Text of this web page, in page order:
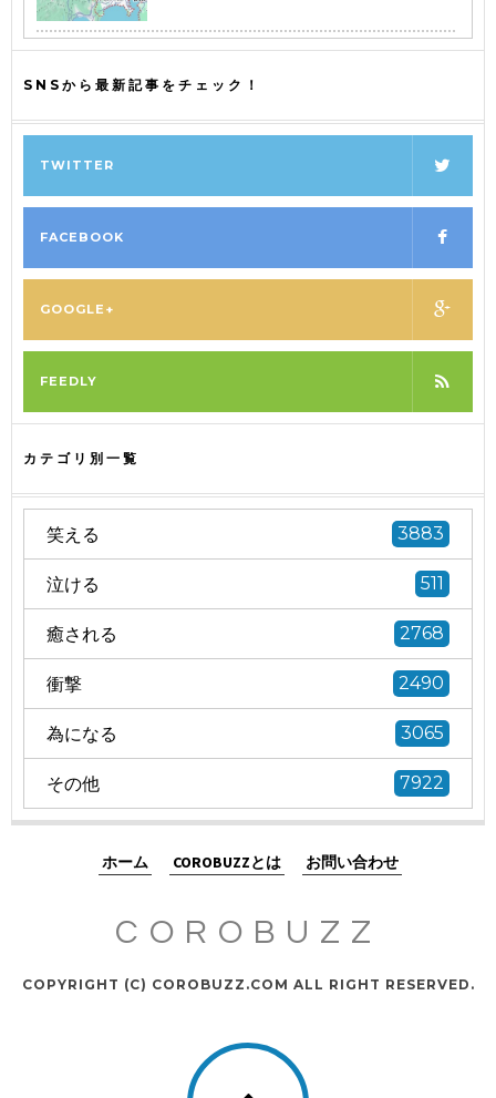
SNSから最新記事をチェック！
TWITTER
FACEBOOK
GOOGLE+
FEEDLY
カテゴリ別一覧
笑える 3883
泣ける 511
癒される 2768
衝撃 2490
為になる 3065
その他 7922
ホーム COROBUZZとは お問い合わせ
COROBUZZ
COPYRIGHT (C) COROBUZZ.COM ALL RIGHT RESERVED.